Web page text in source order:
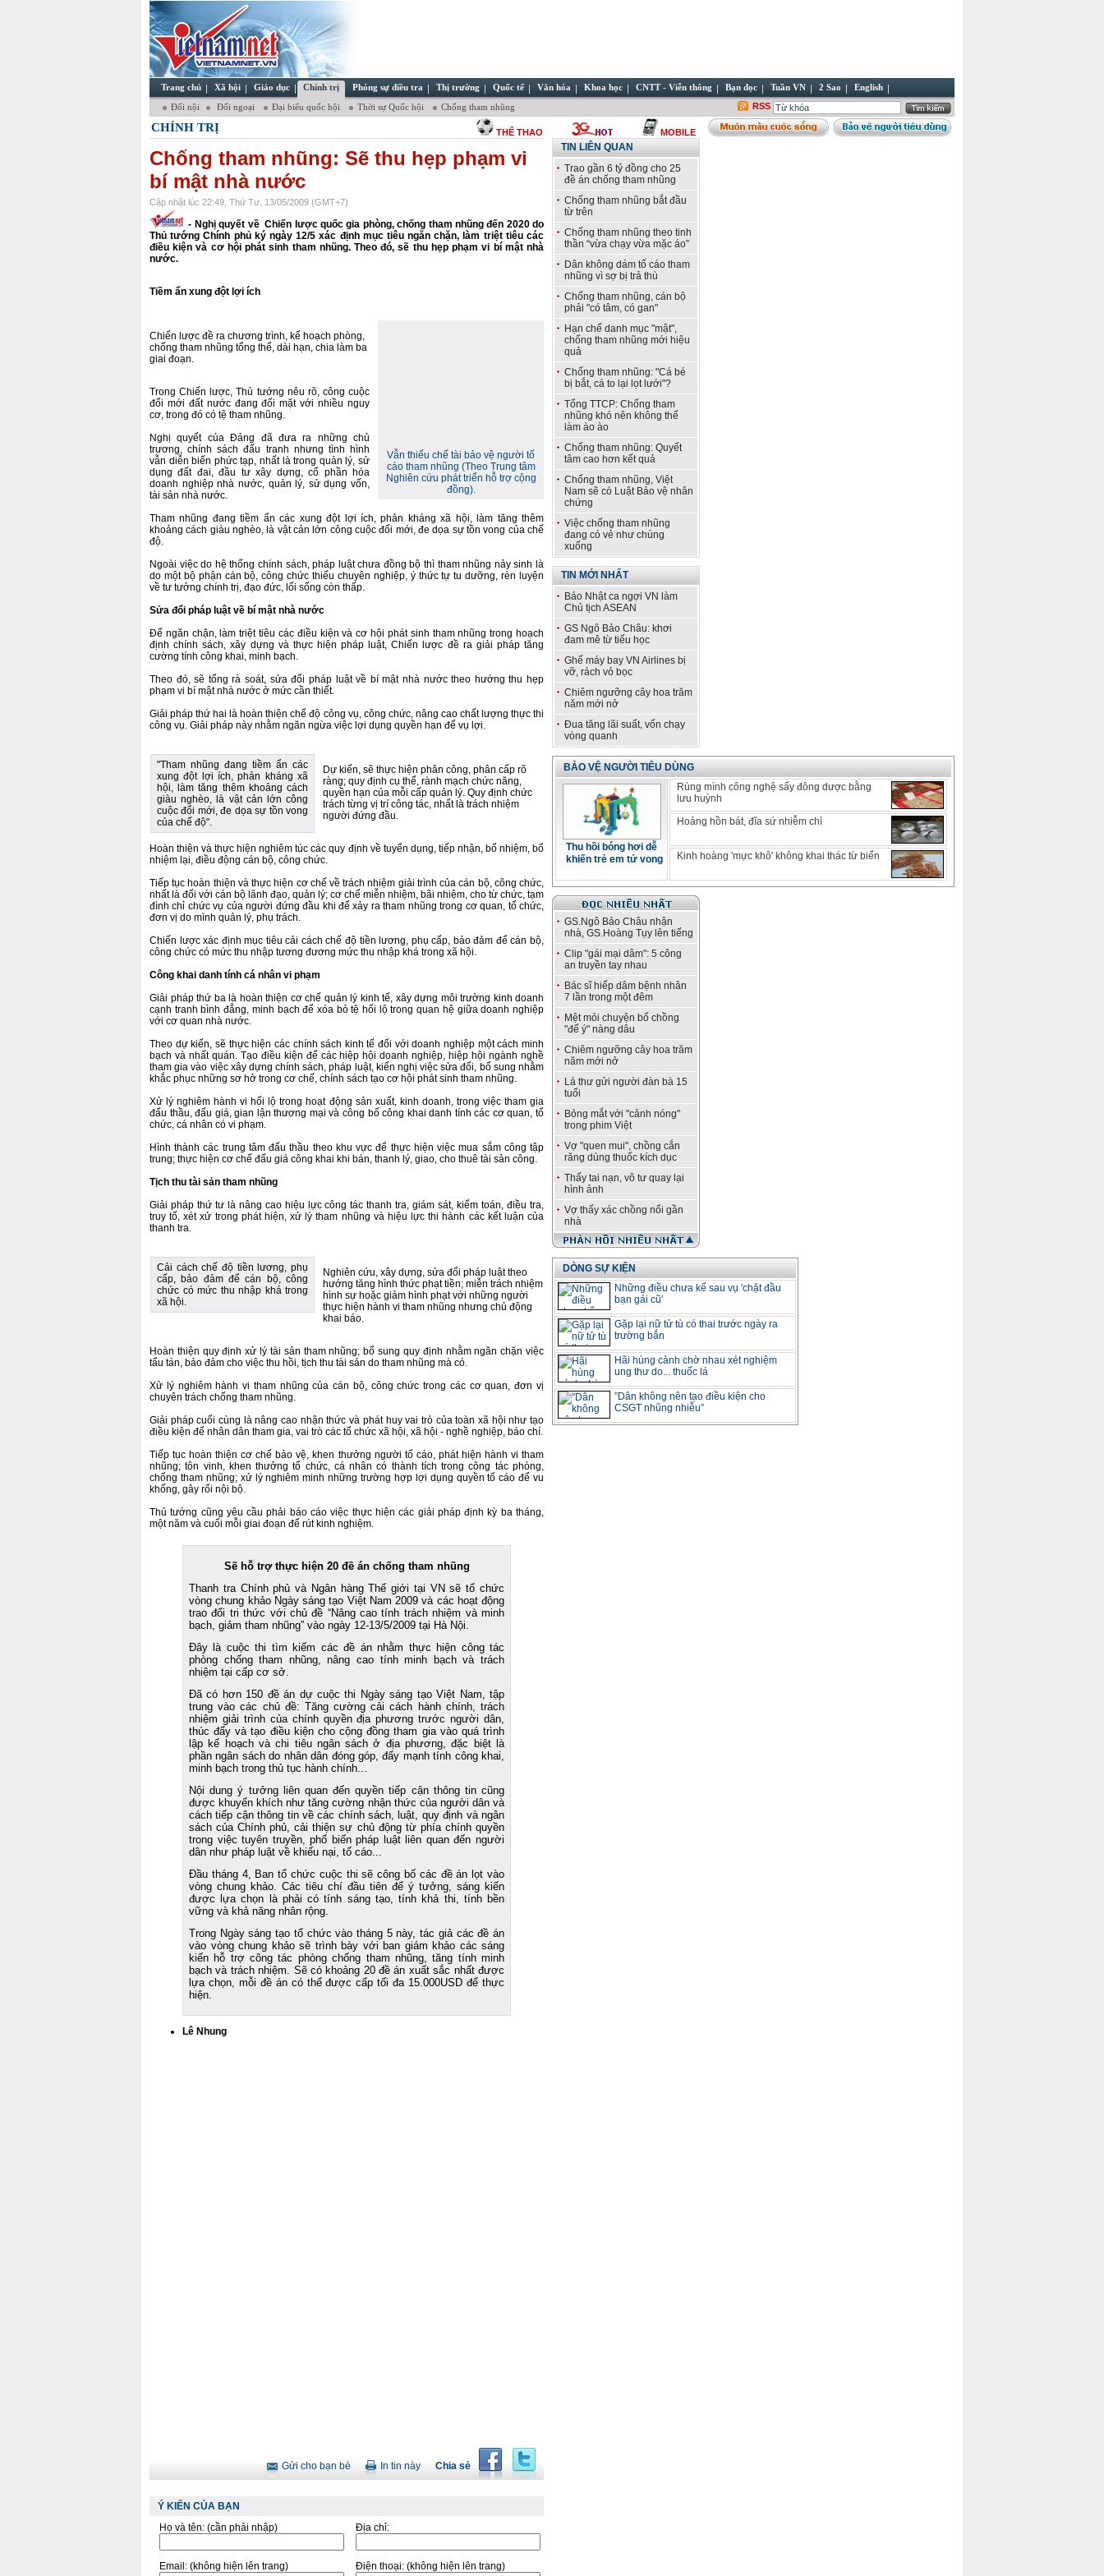
Trang chủ Xã hội Giáo dục Chính trị Phóng sự điều tra Thị trường Quốc tế Văn hóa Khoa học CNTT - Viễn thông Bạn đọc Tuần VN 2 Sao English
Đối nội Đối ngoại Đại biểu quốc hội Thời sự Quốc hội Chống tham nhũng RSS
CHÍNH TRỊ THỂ THAO MOBILE
Chống tham nhũng: Sẽ thu hẹp phạm vi
bí mật nhà nước
Cập nhật lúc 22:49, Thứ Tư, 13/05/2009 (GMT+7)
- Nghị quyết về Chiến lược quốc gia phòng, chống tham nhũng đến 2020 do
Thủ tướng Chính phủ ký ngày 12/5 xác định mục tiêu ngăn chặn, làm triệt tiêu các
điều kiện và cơ hội phát sinh tham nhũng. Theo đó, sẽ thu hẹp phạm vi bí mật nhà
nước.
Tiềm ẩn xung đột lợi ích
Vẫn thiếu chế tài bảo vệ người tố
cáo tham nhũng (Theo Trung tâm
Nghiên cứu phát triển hỗ trợ cộng
đồng).
Chiến lược đề ra chương trình, kế hoạch phòng,
chống tham nhũng tổng thể, dài hạn, chia làm ba
giai đoạn.
Trong Chiến lược, Thủ tướng nêu rõ, công cuộc
đổi mới đất nước đang đối mặt với nhiều nguy
cơ, trong đó có tệ tham nhũng.
Nghị quyết của Đảng đã đưa ra những chủ
trương, chính sách đấu tranh nhưng tình hình
vẫn diễn biến phức tạp, nhất là trong quản lý, sử
dụng đất đai, đầu tư xây dựng, cổ phần hóa
doanh nghiệp nhà nước, quản lý, sử dụng vốn,
tài sản nhà nước.
Tham nhũng đang tiềm ẩn các xung đột lợi ích, phản kháng xã hội, làm tăng thêm
khoảng cách giàu nghèo, là vật cản lớn công cuộc đổi mới, đe dọa sự tồn vong của chế
độ.
Ngoài việc do hệ thống chính sách, pháp luật chưa đồng bộ thì tham nhũng nảy sinh là
do một bộ phận cán bộ, công chức thiếu chuyên nghiệp, ý thức tự tu dưỡng, rèn luyện
về tư tưởng chính trị, đạo đức, lối sống còn thấp.
Sửa đổi pháp luật về bí mật nhà nước
Để ngăn chặn, làm triệt tiêu các điều kiện và cơ hội phát sinh tham nhũng trong hoạch
định chính sách, xây dựng và thực hiện pháp luật, Chiến lược đề ra giải pháp tăng
cường tính công khai, minh bạch.
Theo đó, sẽ tổng rà soát, sửa đổi pháp luật về bí mật nhà nước theo hướng thu hẹp
phạm vi bí mật nhà nước ở mức cần thiết.
Giải pháp thứ hai là hoàn thiện chế độ công vụ, công chức, nâng cao chất lượng thực thi
công vụ. Giải pháp này nhằm ngăn ngừa việc lợi dụng quyền hạn để vụ lợi.
"Tham nhũng đang tiềm ẩn các
xung đột lợi ích, phản kháng xã
hội, làm tăng thêm khoảng cách
giàu nghèo, là vật cản lớn công
cuộc đổi mới, đe dọa sự tồn vong
của chế độ".
Dự kiến, sẽ thực hiện phân công, phân cấp rõ
ràng; quy định cụ thể, rành mạch chức năng,
quyền hạn của mỗi cấp quản lý. Quy định chức
trách từng vị trí công tác, nhất là trách nhiệm
người đứng đầu.
Hoàn thiện và thực hiện nghiêm túc các quy định về tuyển dụng, tiếp nhận, bổ nhiệm, bổ
nhiệm lại, điều động cán bộ, công chức.
Tiếp tục hoàn thiện và thực hiện cơ chế về trách nhiệm giải trình của cán bộ, công chức,
nhất là đối với cán bộ lãnh đạo, quản lý; cơ chế miễn nhiệm, bãi nhiệm, cho từ chức, tạm
đình chỉ chức vụ của người đứng đầu khi để xảy ra tham nhũng trong cơ quan, tổ chức,
đơn vị do mình quản lý, phụ trách.
Chiến lược xác định mục tiêu cải cách chế độ tiền lương, phụ cấp, bảo đảm để cán bộ,
công chức có mức thu nhập tương đương mức thu nhập khá trong xã hội.
Công khai danh tính cá nhân vi phạm
Giải pháp thứ ba là hoàn thiện cơ chế quản lý kinh tế, xây dựng môi trường kinh doanh
cạnh tranh bình đẳng, minh bạch để xóa bỏ tệ hối lộ trong quan hệ giữa doanh nghiệp
với cơ quan nhà nước.
Theo dự kiến, sẽ thực hiện các chính sách kinh tế đối với doanh nghiệp một cách minh
bạch và nhất quán. Tạo điều kiện để các hiệp hội doanh nghiệp, hiệp hội ngành nghề
tham gia vào việc xây dựng chính sách, pháp luật, kiến nghị việc sửa đổi, bổ sung nhằm
khắc phục những sơ hở trong cơ chế, chính sách tạo cơ hội phát sinh tham nhũng.
Xử lý nghiêm hành vi hối lộ trong hoạt động sản xuất, kinh doanh, trong việc tham gia
đấu thầu, đấu giá, gian lận thương mại và công bố công khai danh tính các cơ quan, tổ
chức, cá nhân có vi phạm.
Hình thành các trung tâm đấu thầu theo khu vực để thực hiện việc mua sắm công tập
trung; thực hiện cơ chế đấu giá công khai khi bán, thanh lý, giao, cho thuê tài sản công.
Tịch thu tài sản tham nhũng
Giải pháp thứ tư là nâng cao hiệu lực công tác thanh tra, giám sát, kiểm toán, điều tra,
truy tố, xét xử trong phát hiện, xử lý tham nhũng và hiệu lực thi hành các kết luận của
thanh tra.
Cải cách chế độ tiền lương, phụ
cấp, bảo đảm để cán bộ, công
chức có mức thu nhập khá trong
xã hội.
Nghiên cứu, xây dựng, sửa đổi pháp luật theo
hướng tăng hình thức phạt tiền; miễn trách nhiệm
hình sự hoặc giảm hình phạt với những người
thực hiện hành vi tham nhũng nhưng chủ động
khai báo.
Hoàn thiện quy định xử lý tài sản tham nhũng; bổ sung quy định nhằm ngăn chặn việc
tẩu tán, bảo đảm cho việc thu hồi, tịch thu tài sản do tham nhũng mà có.
Xử lý nghiêm hành vi tham nhũng của cán bộ, công chức trong các cơ quan, đơn vị
chuyên trách chống tham nhũng.
Giải pháp cuối cùng là nâng cao nhận thức và phát huy vai trò của toàn xã hội như tạo
điều kiện để nhân dân tham gia, vai trò các tổ chức xã hội, xã hội - nghề nghiệp, báo chí.
Tiếp tục hoàn thiện cơ chế bảo vệ, khen thưởng người tố cáo, phát hiện hành vi tham
nhũng; tôn vinh, khen thưởng tổ chức, cá nhân có thành tích trong công tác phòng,
chống tham nhũng; xử lý nghiêm minh những trường hợp lợi dụng quyền tố cáo để vu
khống, gây rối nội bộ.
Thủ tướng cũng yêu cầu phải báo cáo việc thực hiện các giải pháp định kỳ ba tháng,
một năm và cuối mỗi giai đoạn để rút kinh nghiệm.
Sẽ hỗ trợ thực hiện 20 đề án chống tham nhũng
Thanh tra Chính phủ và Ngân hàng Thế giới tại VN sẽ tổ chức
vòng chung khảo Ngày sáng tạo Việt Nam 2009 và các hoạt động
trao đổi tri thức với chủ đề “Nâng cao tính trách nhiệm và minh
bạch, giảm tham nhũng” vào ngày 12-13/5/2009 tại Hà Nội.
Đây là cuộc thi tìm kiếm các đề án nhằm thực hiện công tác
phòng chống tham nhũng, nâng cao tính minh bạch và trách
nhiệm tại cấp cơ sở.
Đã có hơn 150 đề án dự cuộc thi Ngày sáng tạo Việt Nam, tập
trung vào các chủ đề: Tăng cường cải cách hành chính, trách
nhiệm giải trình của chính quyền địa phương trước người dân,
thúc đẩy và tạo điều kiện cho cộng đồng tham gia vào quá trình
lập kế hoạch và chi tiêu ngân sách ở địa phương, đặc biệt là
phần ngân sách do nhân dân đóng góp, đẩy mạnh tính công khai,
minh bạch trong thủ tục hành chính...
Nội dung ý tưởng liên quan đến quyền tiếp cận thông tin cũng
được khuyến khích như tăng cường nhận thức của người dân và
cách tiếp cận thông tin về các chính sách, luật, quy định và ngân
sách của Chính phủ, cải thiện sự chủ động từ phía chính quyền
trong việc tuyên truyền, phổ biến pháp luật liên quan đến người
dân như pháp luật về khiếu nại, tố cáo...
Đầu tháng 4, Ban tổ chức cuộc thi sẽ công bố các đề án lọt vào
vòng chung khảo. Các tiêu chí đầu tiên để ý tưởng, sáng kiến
được lựa chọn là phải có tính sáng tạo, tính khả thi, tính bền
vững và khả năng nhân rộng.
Trong Ngày sáng tạo tổ chức vào tháng 5 này, tác giả các đề án
vào vòng chung khảo sẽ trình bày với ban giám khảo các sáng
kiến hỗ trợ công tác phòng chống tham nhũng, tăng tính minh
bạch và trách nhiệm. Sẽ có khoảng 20 đề án xuất sắc nhất được
lựa chọn, mỗi đề án có thể được cấp tối đa 15.000USD để thực
hiện.
Lê Nhung
Chia sẻ
In tin này
Gửi cho bạn bè
Ý KIẾN CỦA BẠN
Họ và tên: (cần phải nhập) Địa chỉ:
Email: (không hiện lên trang) Điện thoại: (không hiện lên trang)
TIN LIÊN QUAN
Trao gần 6 tỷ đồng cho 25
đề án chống tham nhũng
Chống tham nhũng bắt đầu
từ trên
Chống tham nhũng theo tinh
thần “vừa chạy vừa mặc áo”
Dân không dám tố cáo tham
nhũng vì sợ bị trả thù
Chống tham nhũng, cán bộ
phải "có tâm, có gan"
Hạn chế danh mục "mật",
chống tham nhũng mới hiệu
quả
Chống tham nhũng: "Cá bé
bị bắt, cá to lại lọt lưới"?
Tổng TTCP: Chống tham
nhũng khó nên không thể
làm ào ào
Chống tham nhũng: Quyết
tâm cao hơn kết quả
Chống tham nhũng, Việt
Nam sẽ có Luật Bảo vệ nhân
chứng
Việc chống tham nhũng
đang có vẻ như chùng
xuống
TIN MỚI NHẤT
Báo Nhật ca ngợi VN làm
Chủ tịch ASEAN
GS Ngô Bảo Châu: khơi
đam mê từ tiểu học
Ghế máy bay VN Airlines bị
vỡ, rách vỏ bọc
Chiêm ngưỡng cây hoa trăm
năm mới nở
Đua tăng lãi suất, vốn chạy
vòng quanh
BẢO VỆ NGƯỜI TIÊU DÙNG
Thu hồi bóng hơi dễ
khiến trẻ em tử vong
Rùng mình công nghệ sấy đông dược bằng
lưu huỳnh
Hoảng hồn bát, đĩa sứ nhiễm chì
Kinh hoàng 'mực khô' không khai thác từ biển
GS.Ngô Bảo Châu nhận
nhà, GS.Hoàng Tụy lên tiếng
Clip "gái mại dâm": 5 công
an truyền tay nhau
Bác sĩ hiếp dâm bệnh nhân
7 lần trong một đêm
Mệt mỏi chuyện bố chồng
"để ý" nàng dâu
Chiêm ngưỡng cây hoa trăm
năm mới nở
Lá thư gửi người đàn bà 15
tuổi
Bỏng mắt với "cảnh nóng"
trong phim Việt
Vợ "quen mui", chồng cắn
răng dùng thuốc kích dục
Thấy tai nạn, vô tư quay lại
hình ảnh
Vợ thấy xác chồng nổi gần
nhà
DÒNG SỰ KIỆN
Những điều chưa kể sau vụ 'chặt đầu
bạn gái cũ'
Gặp lại nữ tử tù có thai trước ngày ra
trường bắn
Hãi hùng cảnh chờ nhau xét nghiệm
ung thư do... thuốc lá
”Dân không nên tạo điều kiện cho
CSGT nhũng nhiễu”